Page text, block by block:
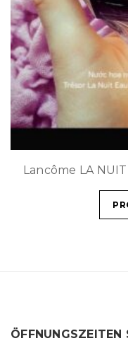
Lancôme LA
ÖFFNUNGSZEITEN